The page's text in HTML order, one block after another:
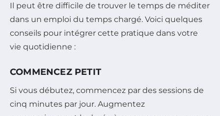
Il peut être difficile de trouver le temps de méditer
dans un emploi du temps chargé. Voici quelques
conseils pour intégrer cette pratique dans votre
vie quotidienne :
COMMENCEZ PETIT
Si vous débutez, commencez par des sessions de
cinq minutes par jour. Augmentez